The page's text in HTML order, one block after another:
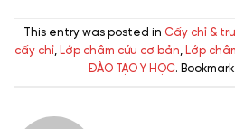
This entry was posted in Cấy chỉ &
cấy chỉ, Lớp châm cứu cơ bản, Lớp
ĐÀO TẠO Y HỌC.